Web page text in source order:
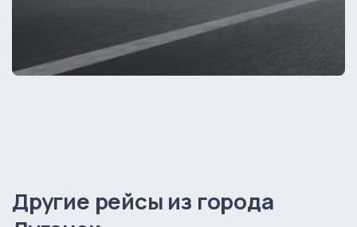
Другие рейсы из города